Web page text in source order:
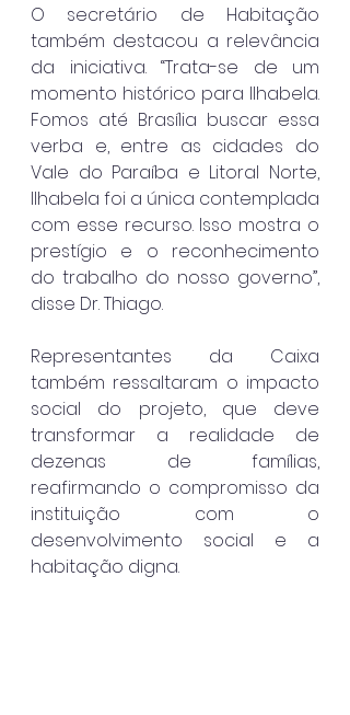
O secretário de Habitação
também destacou a relevância
da iniciativa. “Trata-se de um
momento histórico para Ilhabela.
Fomos até Brasília buscar essa
verba e, entre as cidades do
Vale do Paraíba e Litoral Norte,
Ilhabela foi a única contemplada
com esse recurso. Isso mostra o
prestígio e o reconhecimento
do trabalho do nosso governo”,
disse Dr. Thiago.
Representantes da Caixa
também ressaltaram o impacto
social do projeto, que deve
transformar a realidade de
dezenas de famílias,
reafirmando o compromisso da
instituição com o
desenvolvimento social e a
habitação digna.